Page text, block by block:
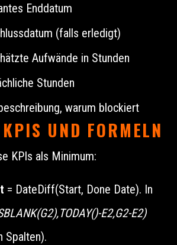
Enddatum
(falls erledigt)
Aufwände in Stunden
Stunden
warum blockiert
UND FORMELN
KPIs als Minimum:
= DateDiff(Start, Done Date). In
E2,G2-E2)
Spalten).